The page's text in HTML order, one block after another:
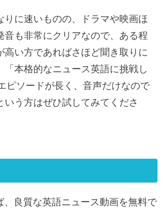
りに速いものの、ドラマや映画ほ
音も非常にクリアなので、ある程
高い方であればさほど聞き取りに
「本格的なニュース英語に挑戦し
ピソードが長く、音声だけなので
いう方はぜひ試してみてくださ
、良質な英語ニュース動画を無料で